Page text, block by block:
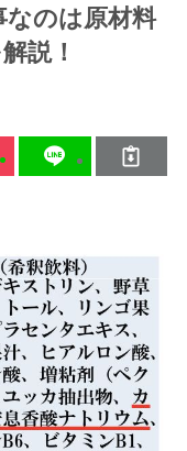
のは原材料
説！